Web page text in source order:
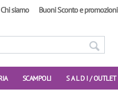
Chi siamo Buoni Sconto e promozioni
SCAMPOLI S A L D I / OUTLET